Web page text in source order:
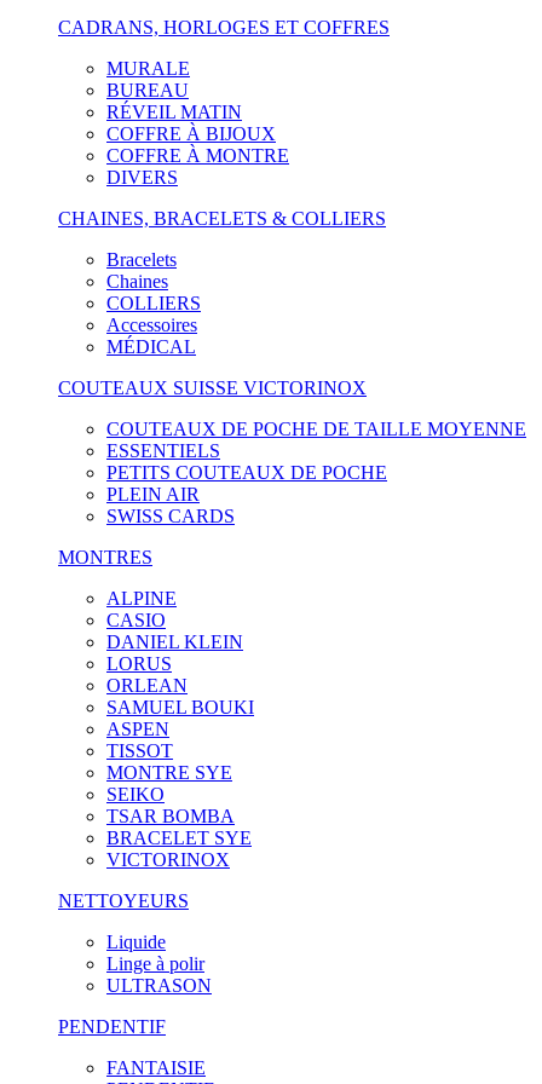
CADRANS, HORLOGES ET COFFRES
MURALE
BUREAU
RÉVEIL MATIN
COFFRE À BIJOUX
COFFRE À MONTRE
DIVERS
CHAINES, BRACELETS & COLLIERS
Bracelets
Chaines
COLLIERS
Accessoires
MÉDICAL
COUTEAUX SUISSE VICTORINOX
COUTEAUX DE POCHE DE TAILLE MOYENNE
ESSENTIELS
PETITS COUTEAUX DE POCHE
PLEIN AIR
SWISS CARDS
MONTRES
ALPINE
CASIO
DANIEL KLEIN
LORUS
ORLEAN
SAMUEL BOUKI
ASPEN
TISSOT
MONTRE SYE
SEIKO
TSAR BOMBA
BRACELET SYE
VICTORINOX
NETTOYEURS
Liquide
Linge à polir
ULTRASON
PENDENTIF
FANTAISIE